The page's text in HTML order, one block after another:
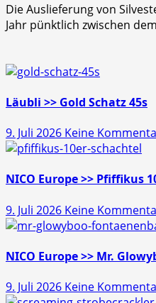
Die Auslieferung von
Jahr pünktlich zwischen
Läubli >> Gold Schatz 45s
9. Juli 2026 Keine
NICO Europe >> Pfiffikus
9. Juli 2026 Keine
NICO Europe >> Mr.
9. Juli 2026 Keine